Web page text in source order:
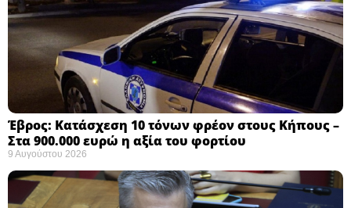
Έβρος: Κατάσχεση 10 τόνων φρέον στους Κήπους –
Στα 900.000 ευρώ η αξία του φορτίου ​
9 Αυγούστου 2026